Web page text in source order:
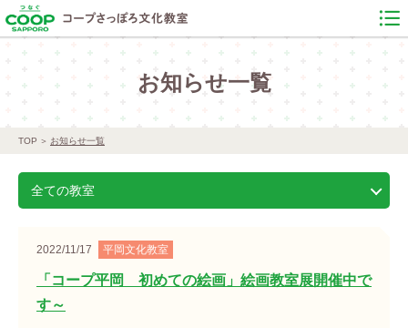
お知らせ一覧
TOP お知らせ一覧
全ての教室
2022/11/17 平岡文化教室
「コープ平岡 初めての絵画」絵画教室展開催中で
す～